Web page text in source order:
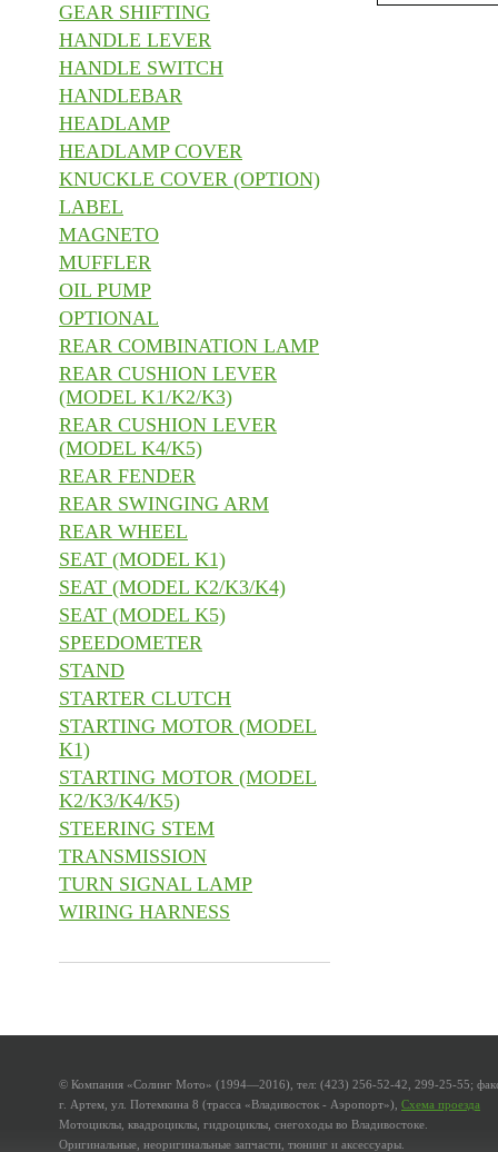
GEAR SHIFTING
HANDLE LEVER
HANDLE SWITCH
HANDLEBAR
HEADLAMP
HEADLAMP COVER
KNUCKLE COVER (OPTION)
LABEL
MAGNETO
MUFFLER
OIL PUMP
OPTIONAL
REAR COMBINATION LAMP
REAR CUSHION LEVER
(MODEL K1/K2/K3)
REAR CUSHION LEVER
(MODEL K4/K5)
REAR FENDER
REAR SWINGING ARM
REAR WHEEL
SEAT (MODEL K1)
SEAT (MODEL K2/K3/K4)
SEAT (MODEL K5)
SPEEDOMETER
STAND
STARTER CLUTCH
STARTING MOTOR (MODEL
K1)
STARTING MOTOR (MODEL
K2/K3/K4/K5)
STEERING STEM
TRANSMISSION
TURN SIGNAL LAMP
WIRING HARNESS
© Компания «Солинг Мото» (1994—2016), тел: (423) 256-52-42, 299-25-55;
г. Артем, ул. Потемкина 8 (трасса «Владивосток - Аэропорт»), Схема проезда
Мотоциклы, квадроциклы, гидроциклы, снегоходы во Владивостоке.
Оригинальные, неоригинальные запчасти, тюнинг и аксессуары.